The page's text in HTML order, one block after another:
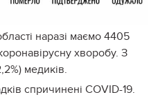
наразі маємо 4405
хворобу. З
медиків.
спричинені COVID-19.